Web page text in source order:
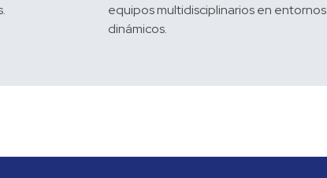
equipos multidisciplinarios en entornos
dinámicos.